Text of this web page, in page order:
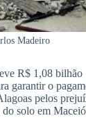
Madeiro
R$ 1,08 bilhão
garantir o
pelos
do solo em